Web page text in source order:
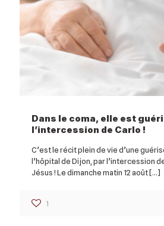
Dans le coma, elle est
l’intercession de Carlo !
C’est le récit plein de vie d’une
l’hôpital de Dijon, par l’intercession
Jésus ! Le dimanche matin 12 août[…]
1